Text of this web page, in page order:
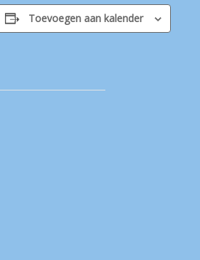
Toevoegen aan kalender